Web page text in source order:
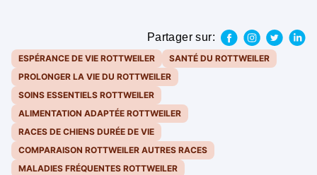
Partager sur:
ESPÉRANCE DE VIE ROTTWEILER
SANTÉ DU ROTTWEILER
PROLONGER LA VIE DU ROTTWEILER
SOINS ESSENTIELS ROTTWEILER
ALIMENTATION ADAPTÉE ROTTWEILER
RACES DE CHIENS DURÉE DE VIE
COMPARAISON ROTTWEILER AUTRES RACES
MALADIES FRÉQUENTES ROTTWEILER